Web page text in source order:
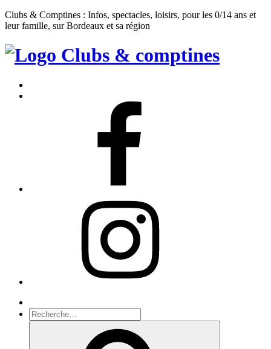
Clubs & Comptines : Infos, spectacles, loisirs, pour les 0/14 ans et
leur famille, sur Bordeaux et sa région
Clubs
Comptines
Recherche
pour